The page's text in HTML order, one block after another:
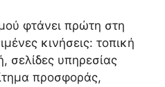
φτάνει πρώτη στη
κινήσεις: τοπική
σελίδες υπηρεσίας
προσφοράς,